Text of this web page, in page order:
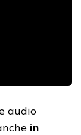
audio
in